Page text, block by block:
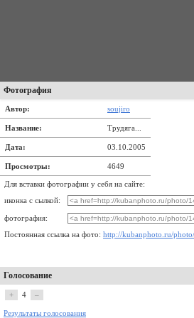
Фотография
Автор: soujiro
Название: Трудяга...
Дата: 03.10.2005
Просмотры: 4649
Для вставки фотографии у себя на сайте:
иконка с сылкой:
фотография:
Постоянная ссылка на фото: http://kubanphoto.ru/
Голосование
+ 4 –
Результаты голосования